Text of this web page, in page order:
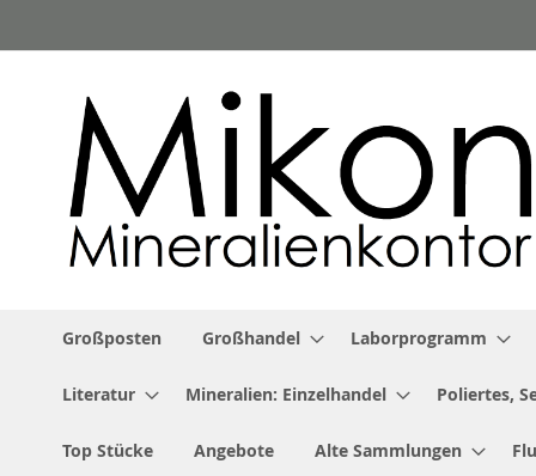
Inhalt
Großposten Großhandel Laborprogramm
Literatur Mineralien: Einzelhandel Poliertes,
Top Stücke Angebote Alte Sammlungen